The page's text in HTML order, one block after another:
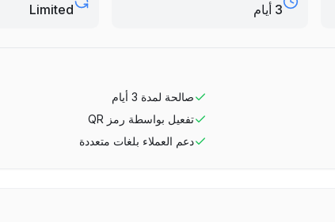
3 أيام Limited
صالحة لمدة 3 أيام
تفعيل بواسطة رمز QR
دعم العملاء بلغات متعددة